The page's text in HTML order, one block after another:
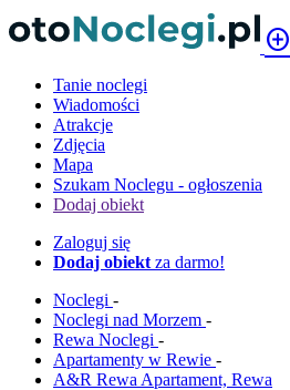
add_circle
Tanie noclegi
Wiadomości
Atrakcje
Zdjęcia
Mapa
Szukam Noclegu - ogłoszenia
Dodaj obiekt
Zaloguj się
Dodaj obiekt za darmo!
Noclegi -
Noclegi nad Morzem -
Rewa Noclegi -
Apartamenty w Rewie -
A&R Rewa Apartament, Rewa